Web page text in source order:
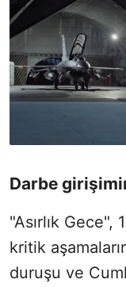
Darbe
"Asırlık
kritik
duruşu ve